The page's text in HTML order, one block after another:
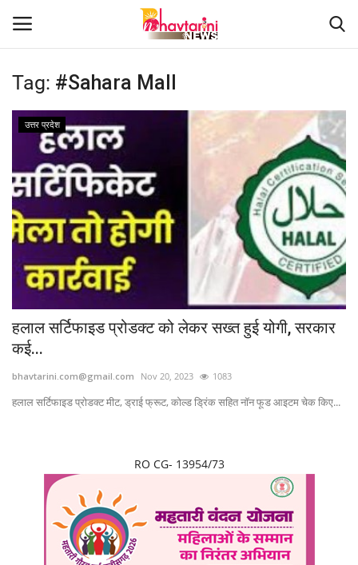
Home
संपर्क करें
Contact
हमारे बारे मेंं
देश
दुनिया
मध्य प्रदेश
छत्तीसगढ़
Tag: #Sahara Mall
उत्तर प्रदेश
हलाल सर्टिफाइड प्रोडक्ट को लेकर सख्त हुई योगी, सरकार
कई...
bhavtarini.com@gmail.com Nov 20, 2023 1083
हलाल सर्टिफाइड प्रोडक्ट मीट, ड्राई फ्रूट, कोल्ड ड्रिंक सहित नॉन फूड आइटम चेक किए...
RO CG- 13954/73